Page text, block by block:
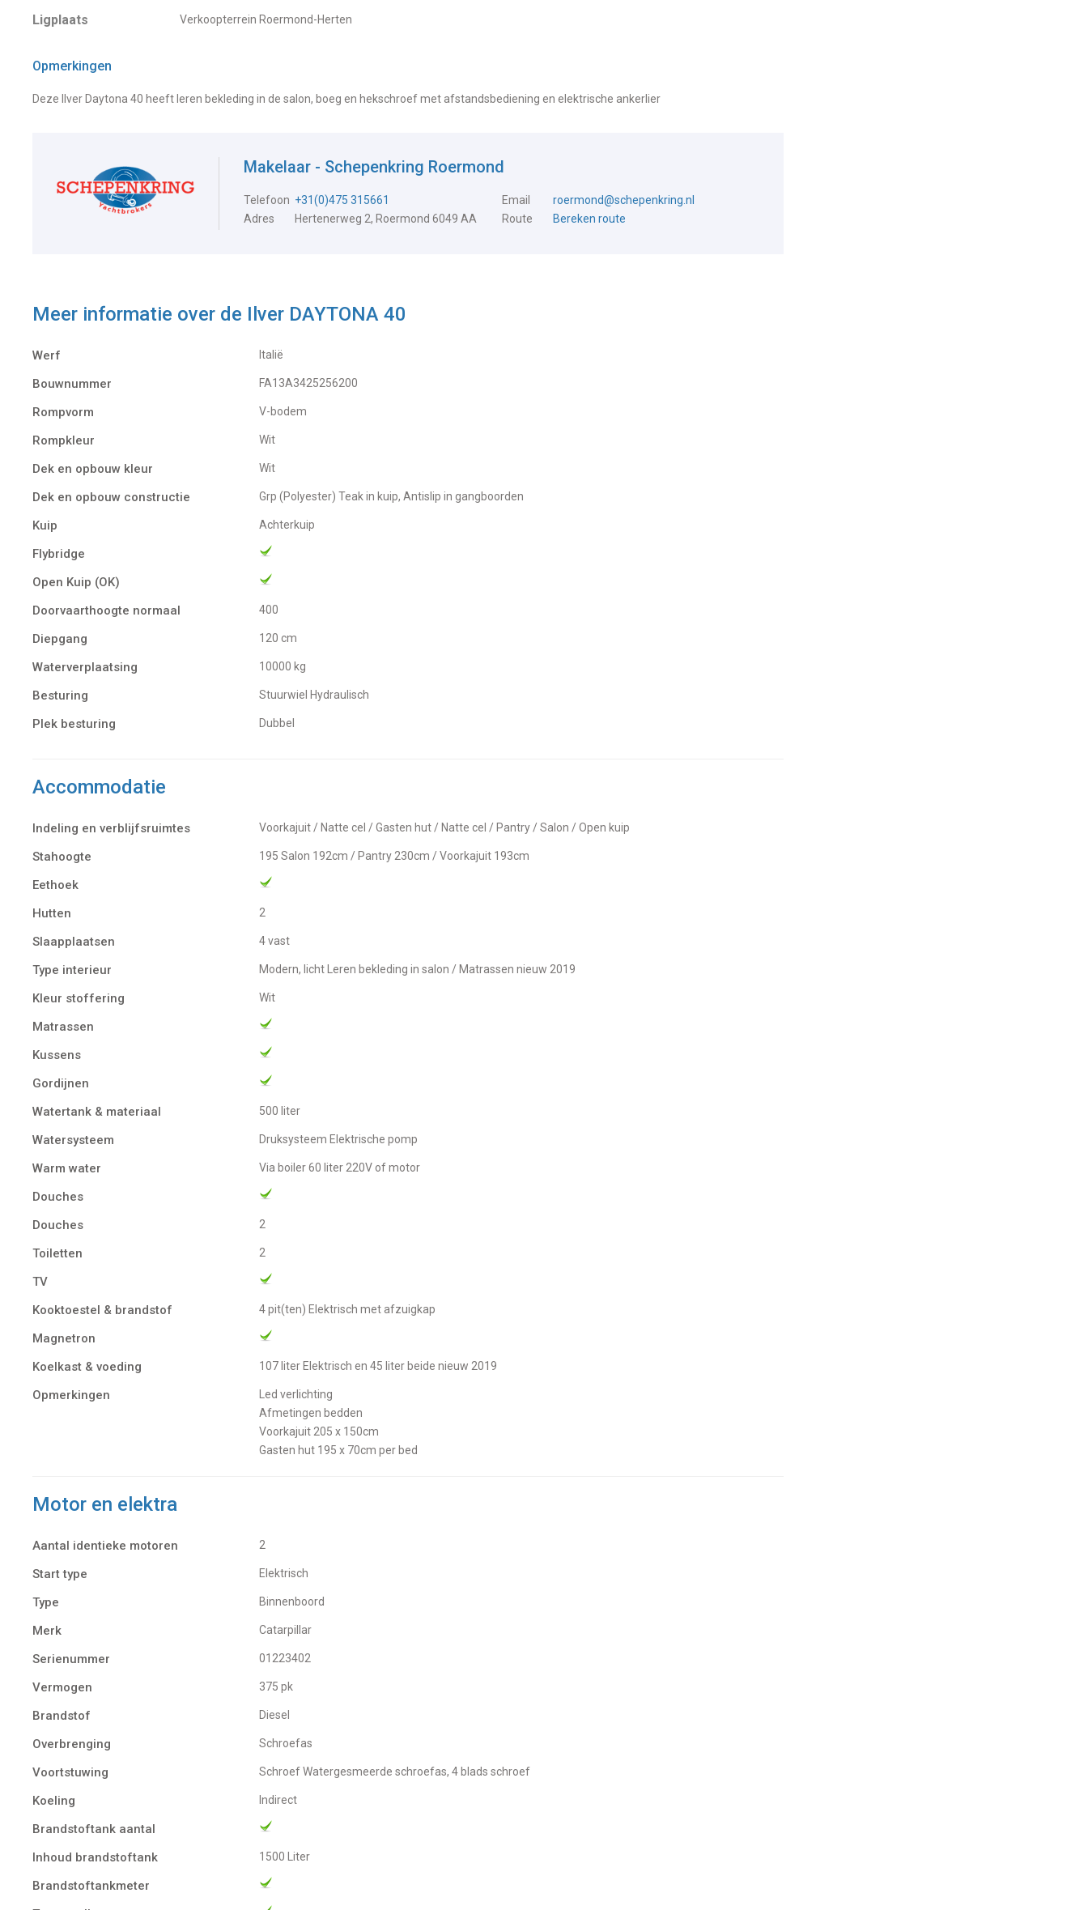
Ligplaats Verkoopterrein Roermond-Herten
Opmerkingen
Deze Ilver Daytona 40 heeft leren bekleding in de salon, boeg en hekschroef met afstandsbediening en elektrische ankerlier
Makelaar - Schepenkring Roermond
Telefoon +31(0)475 315661 Email
roermond@schepenkring.nl
Adres
Hertenerweg 2, Roermond 6049 AA Route Bereken route
Meer informatie over de Ilver DAYTONA 40
Werf Italië
Bouwnummer FA13A3425256200
Rompvorm V-bodem
Rompkleur Wit
Dek en opbouw kleur Wit
Dek en opbouw constructie Grp (Polyester) Teak in kuip, Antislip in gangboorden
Kuip Achterkuip
Flybridge
Open Kuip (OK)
Doorvaarthoogte normaal
400
Diepgang 120 cm
Waterverplaatsing 10000 kg
Besturing Stuurwiel Hydraulisch
Plek besturing Dubbel
Accommodatie
Indeling en verblijfsruimtes Voorkajuit / Natte cel / Gasten hut / Natte cel / Pantry / Salon / Open kuip
Stahoogte 195 Salon 192cm / Pantry 230cm / Voorkajuit 193cm
Eethoek
Hutten
2
Slaapplaatsen 4 vast
Type interieur Modern, licht Leren bekleding in salon / Matrassen nieuw 2019
Kleur stoffering Wit
Matrassen
Kussens
Gordijnen
Watertank & materiaal
500 liter
Watersysteem Druksysteem Elektrische pomp
Warm water Via boiler 60 liter 220V of motor
Douches
Douches
2
Toiletten 2
TV
Kooktoestel & brandstof
4 pit(ten) Elektrisch met afzuigkap
Magnetron
Koelkast & voeding
107 liter Elektrisch en 45 liter beide nieuw 2019
Opmerkingen
Led verlichting
Afmetingen bedden
Voorkajuit 205 x 150cm
Gasten hut 195 x 70cm per bed
Motor en elektra
Aantal identieke motoren 2
Start type Elektrisch
Type Binnenboord
Merk Catarpillar
Serienummer 01223402
Vermogen 375 pk
Brandstof Diesel
Overbrenging Schroefas
Voortstuwing schroef Watergesmeerde schroefas, 4 blads schroef
Koeling indirect
Brandstoftank aantal
Inhoud brandstoftank
1500 Liter
Brandstoftankmeter